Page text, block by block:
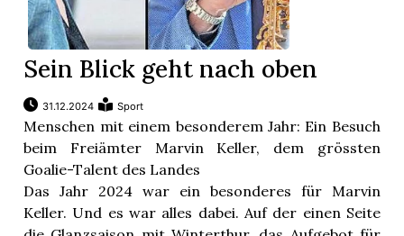
Sein Blick geht nach oben
31.12.2024 Sport
Menschen mit einem besonderem Jahr: Ein Besuch
beim Freiämter Marvin Keller, dem grössten
Goalie-Talent des Landes
Das Jahr 2024 war ein besonderes für Marvin
Keller. Und es war alles dabei. Auf der einen Seite